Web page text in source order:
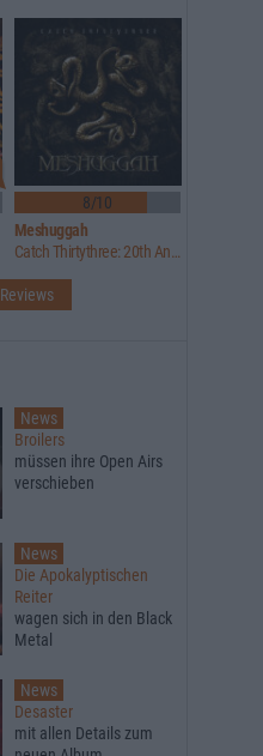
8/10
Meshuggah
Catch Thirtythree: 20th Anniversary Edition
Reviews
News
Broilers
müssen ihre Open Airs
verschieben
News
Die Apokalyptischen
Reiter
wagen sich in den Black
Metal
News
Desaster
mit allen Details zum